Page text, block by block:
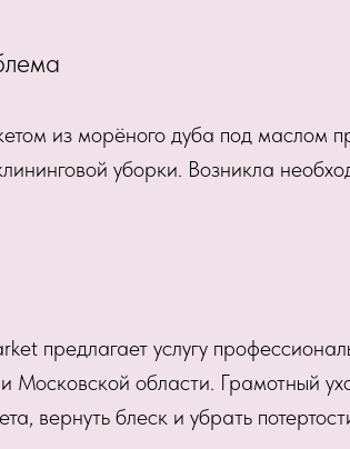
из морёного дуба под маслом
уборки. Возникла
предлагает услугу
области. Грамотный
вернуть блеск и убрать